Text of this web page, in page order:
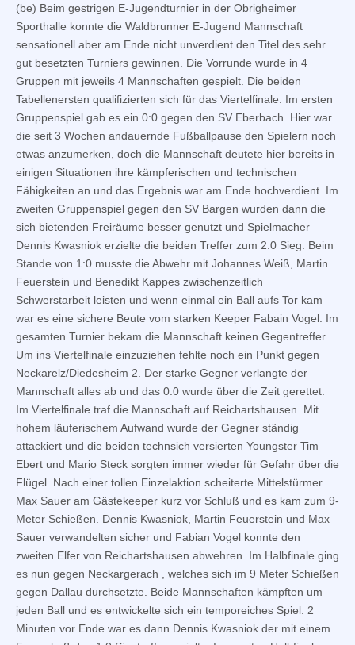
(be) Beim gestrigen E-Jugendturnier in der Obrigheimer
Sporthalle konnte die Waldbrunner E-Jugend Mannschaft
sensationell aber am Ende nicht unverdient den Titel des sehr
gut besetzten Turniers gewinnen. Die Vorrunde wurde in 4
Gruppen mit jeweils 4 Mannschaften gespielt. Die beiden
Tabellenersten qualifizierten sich für das Viertelfinale. Im ersten
Gruppenspiel gab es ein 0:0 gegen den SV Eberbach. Hier war
die seit 3 Wochen andauernde Fußballpause den Spielern noch
etwas anzumerken, doch die Mannschaft deutete hier bereits in
einigen Situationen ihre kämpferischen und technischen
Fähigkeiten an und das Ergebnis war am Ende hochverdient. Im
zweiten Gruppenspiel gegen den SV Bargen wurden dann die
sich bietenden Freiräume besser genutzt und Spielmacher
Dennis Kwasniok erzielte die beiden Treffer zum 2:0 Sieg. Beim
Stande von 1:0 musste die Abwehr mit Johannes Weiß, Martin
Feuerstein und Benedikt Kappes zwischenzeitlich
Schwerstarbeit leisten und wenn einmal ein Ball aufs Tor kam
war es eine sichere Beute vom starken Keeper Fabain Vogel. Im
gesamten Turnier bekam die Mannschaft keinen Gegentreffer.
Um ins Viertelfinale einzuziehen fehlte noch ein Punkt gegen
Neckarelz/Diedesheim 2. Der starke Gegner verlangte der
Mannschaft alles ab und das 0:0 wurde über die Zeit gerettet.
Im Viertelfinale traf die Mannschaft auf Reichartshausen. Mit
hohem läuferischem Aufwand wurde der Gegner ständig
attackiert und die beiden technsich versierten Youngster Tim
Ebert und Mario Steck sorgten immer wieder für Gefahr über die
Flügel. Nach einer tollen Einzelaktion scheiterte Mittelstürmer
Max Sauer am Gästekeeper kurz vor Schluß und es kam zum 9-
Meter Schießen. Dennis Kwasniok, Martin Feuerstein und Max
Sauer verwandelten sicher und Fabian Vogel konnte den
zweiten Elfer von Reichartshausen abwehren. Im Halbfinale ging
es nun gegen Neckargerach , welches sich im 9 Meter Schießen
gegen Dallau durchsetzte. Beide Mannschaften kämpften um
jeden Ball und es entwickelte sich ein temporeiches Spiel. 2
Minuten vor Ende war es dann Dennis Kwasniok der mit einem